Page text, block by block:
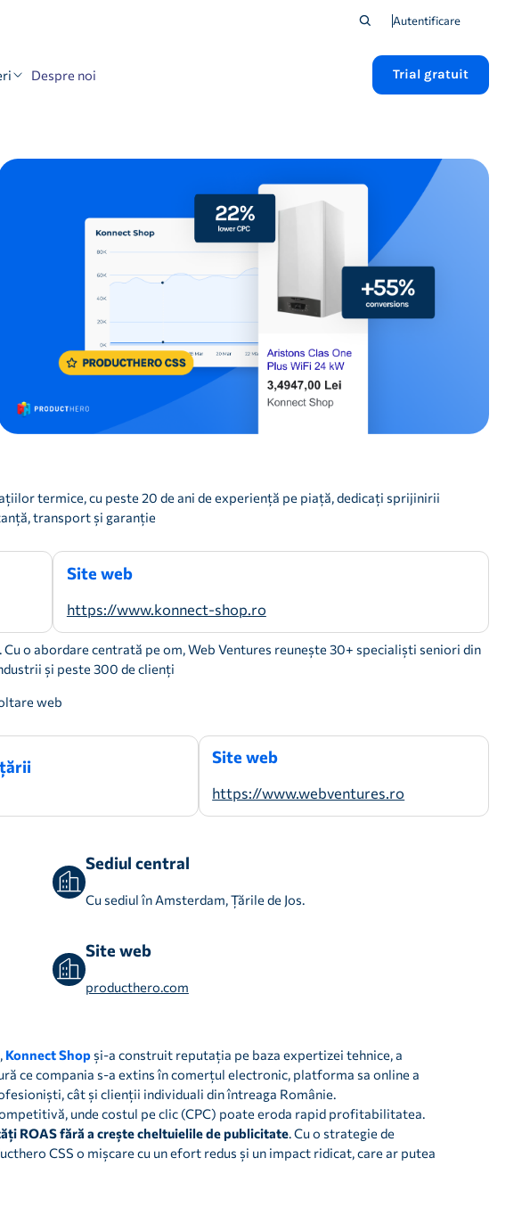
Autentificare
Despre noi Trial gratuit
termice, cu peste 20 de ani de experiență pe piață, dedicați sprijinirii
transport și garanție
Site web
https://www.konnect-shop.ro
o abordare centrată pe om, Web Ventures reunește 30+ specialiști seniori din
și peste 300 de clienți
web
Site web
https://www.webventures.ro
Sediul central
Cu sediul în Amsterdam, Țările de Jos.
Site web
producthero.com
Konnect Shop și-a construit reputația pe baza expertizei tehnice, a
ce compania s-a extins în comerțul electronic, platforma sa online a
cât și clienții individuali din întreaga Românie.
unde costul pe clic (CPC) poate eroda rapid profitabilitatea.
ROAS fără a crește cheltuielile de publicitate. Cu o strategie de
CSS o mișcare cu un efort redus și un impact ridicat, care ar putea